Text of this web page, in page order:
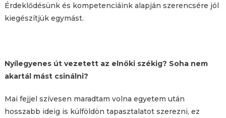
Érdeklődésünk és kompetenciáink alapján szerencsére jól
kiegészítjük egymást.
Nyílegyenes út vezetett az elnöki székig? Soha nem
akartál mást csinálni?
Mai fejjel szívesen maradtam volna egyetem után
hosszabb ideig is külföldön tapasztalatot szerezni, ez